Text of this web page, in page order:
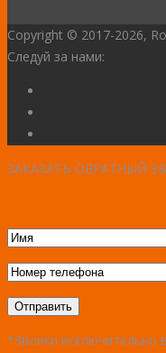
Copyright © 2017-2026,
Следуй за нами:
ЗАКАЗАТЬ ОБРАТНЫЙ
*Звонки исключительно